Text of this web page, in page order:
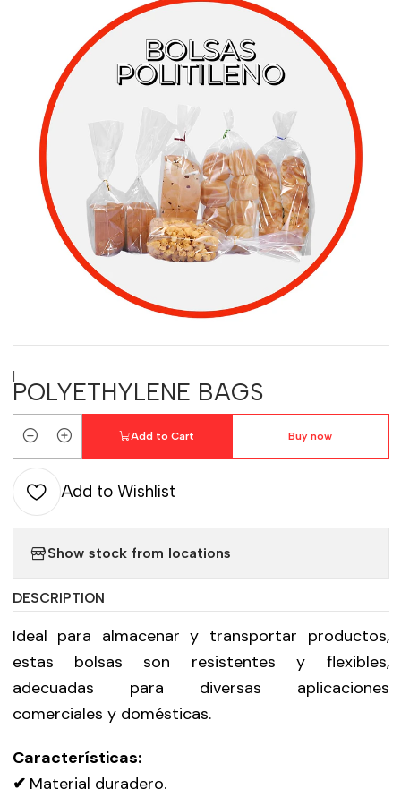
|
POLYETHYLENE BAGS
Quantity
Add to Cart Buy now
Add to Wishlist
Show stock from locations
DESCRIPTION
Ideal para almacenar y transportar productos,
estas bolsas son resistentes y flexibles,
adecuadas para diversas aplicaciones
comerciales y domésticas.
Características:
✔ Material duradero.